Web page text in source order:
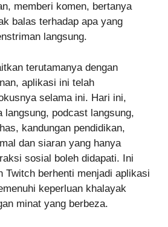
memberi komen, bertanya
balas terhadap apa yang
langsung.
terutamanya dengan
aplikasi ini telah
selama ini. Hari ini,
podcast langsung,
kandungan pendidikan,
dan siaran yang hanya
sosial boleh didapati. Ini
Twitch berhenti menjadi aplikasi
keperluan khalayak
minat yang berbeza.